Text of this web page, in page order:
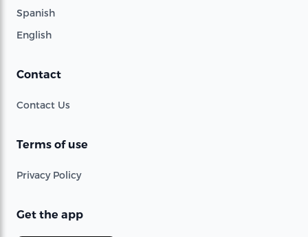
Spanish
English
Contact
Contact Us
Terms of use
Privacy Policy
Get the app